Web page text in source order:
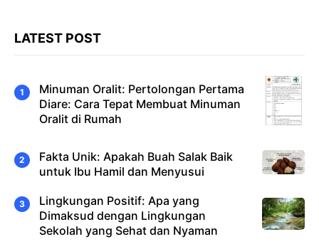
LATEST POST
Minuman Oralit: Pertolongan Pertama
Diare: Cara Tepat Membuat Minuman
Oralit di Rumah
Fakta Unik: Apakah Buah Salak Baik
untuk Ibu Hamil dan Menyusui
Lingkungan Positif: Apa yang
Dimaksud dengan Lingkungan
Sekolah yang Sehat dan Nyaman